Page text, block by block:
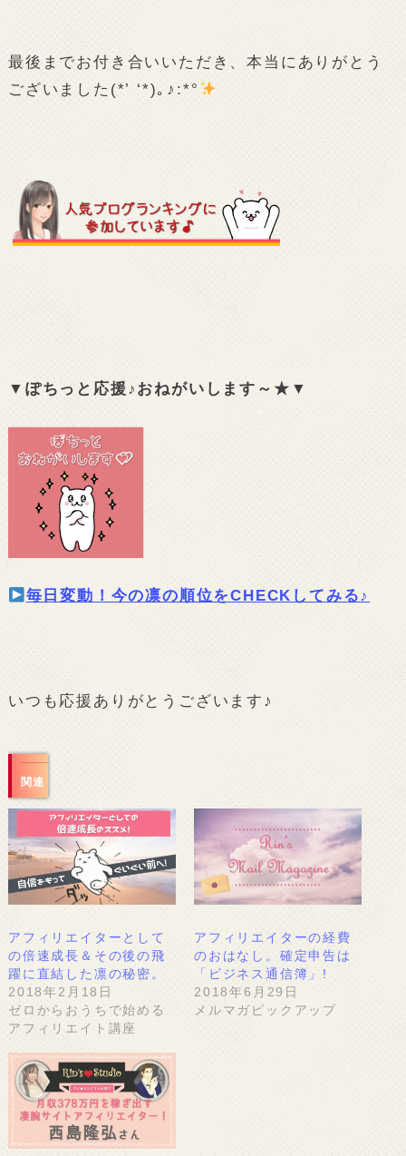
最後までお付き合いいただき、本当にありがとう
ございました(*’ ‘*)｡♪:*°
▼ぽちっと応援♪おねがいします～★▼
毎日変動！今の凛の順位をCHECKしてみる♪
いつも応援ありがとうございます♪
関連
アフィリエイターとして
の倍速成長＆その後の飛
躍に直結した凛の秘密。
2018年2月18日
ゼロからおうちで始める
アフィリエイト講座
アフィリエイターの経費
のおはなし。確定申告は
「ビジネス通信簿」!
2018年6月29日
メルマガピックアップ